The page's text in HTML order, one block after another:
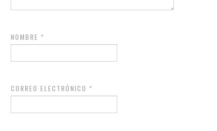
NOMBRE *
CORREO ELECTRÓNICO *